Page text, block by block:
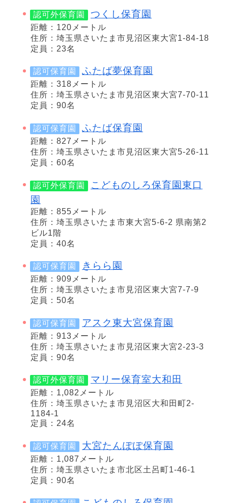
認可外保育園 つくし保育園
距離：120メートル
住所：埼玉県さいたま市見沼区東大宮1-84-18
定員：23名
認可保育園 ふたば夢保育園
距離：318メートル
住所：埼玉県さいたま市見沼区東大宮7-70-11
定員：90名
認可保育園 ふたば保育園
距離：827メートル
住所：埼玉県さいたま市見沼区東大宮5-26-11
定員：60名
認可外保育園
こどものしろ保育園東口
園
距離：855メートル
住所：埼玉県さいたま市東大宮5-6-2 県南第2
ビル1階
定員：40名
認可保育園 きらら園
距離：909メートル
住所：埼玉県さいたま市見沼区東大宮7-7-9
定員：50名
認可保育園 アスク東大宮保育園
距離：913メートル
住所：埼玉県さいたま市見沼区東大宮2-23-3
定員：90名
認可外保育園 マリー保育室大和田
距離：1,082メートル
住所：埼玉県さいたま市見沼区大和田町2-
1184-1
定員：24名
認可保育園 大宮たんぽぽ保育園
距離：1,087メートル
住所：埼玉県さいたま市北区土呂町1-46-1
定員：90名